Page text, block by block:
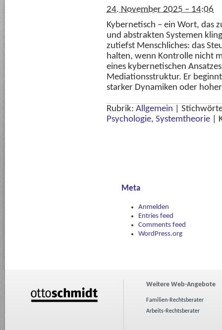
24. November 2025 – 14:06
Kybernetisch – ein Wort, das
und abstrakten Systemen
zutiefst Menschliches: das
halten, wenn Kontrolle nicht
eines kybernetischen
Mediationsstruktur. Er
starker Dynamiken oder
Rubrik: Allgemein
Psychologie, Systemtheorie
Meta
Anmelden
Entries feed
Comments feed
WordPress.org
Weitere Web-Angebote
Familien-Rechtsberater
Arbeits-Rechtsberater